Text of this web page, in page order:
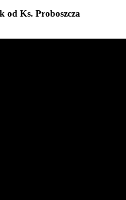
od Ks. Proboszcza